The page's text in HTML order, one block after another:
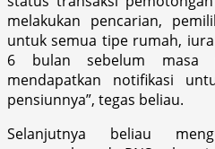
melakukan pencarian,
untuk semua tipe rumah,
6 bulan sebelum masa
mendapatkan notifikasi
pensiunnya”, tegas beliau.
Selanjutnya beliau